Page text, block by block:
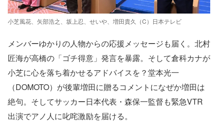
小芝風花、矢部浩之、坂上忍、せいや、増田貴久（C）日本テレビ
メンバーゆかりの人物からの応援メッセージも届く。北村
匠海が高橋の「ゴチ得意」発言を暴露。そして倉科カナが
小芝に心を落ち着かせるアドバイスを？堂本光一
（DOMOTO）が後輩増田に贈るコメントになぜか増田は
絶句。そしてサッカー日本代表・森保一監督も緊急VTR
出演でアノ人に叱咤激励を届ける。